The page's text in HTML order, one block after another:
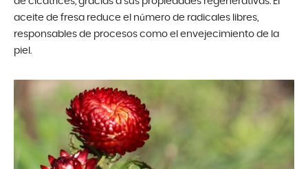
aceite de fresa reduce el número de radicales libres,
responsables de procesos como el envejecimiento de la
piel.